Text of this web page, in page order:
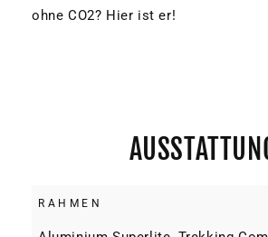
ohne CO2? Hier ist er!
RAHMEN